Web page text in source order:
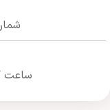
شماره
ساعت کاری: ۱۰